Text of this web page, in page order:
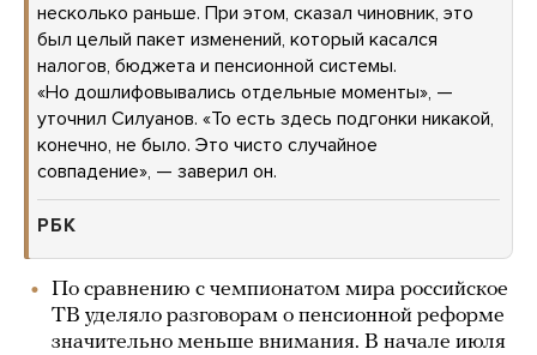
несколько раньше. При этом, сказал чиновник, это
был целый пакет изменений, который касался
налогов, бюджета и пенсионной системы.
«Но дошлифовывались отдельные моменты», —
уточнил Силуанов. «То есть здесь подгонки никакой,
конечно, не было. Это чисто случайное
совпадение», — заверил он.
РБК
По сравнению с чемпионатом мира российское
ТВ уделяло разговорам о пенсионной реформе
значительно меньше внимания. В начале июля